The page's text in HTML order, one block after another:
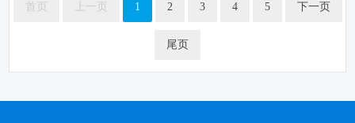
首页 上一页 1 2 3 4 5 下一页
尾页